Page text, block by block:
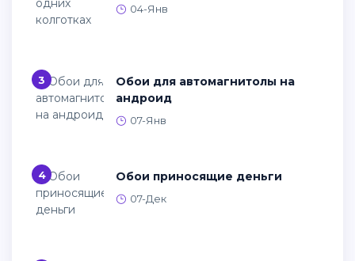
04-Янв
3
Обои для автомагнитолы на
андроид
07-Янв
4 Обои приносящие деньги
07-Дек